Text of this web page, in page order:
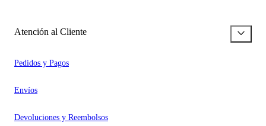
Atención al Cliente
Pedidos y Pagos
Envíos
Devoluciones y Reembolsos